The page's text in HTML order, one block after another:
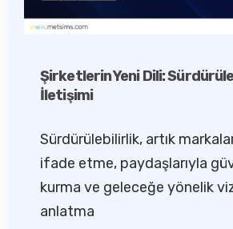
Şirketlerin Yeni Dili:
İletişimi
Sürdürülebilirlik, artık
ifade etme, paydaşlarıyla
kurma ve geleceğe yönelik
anlatma